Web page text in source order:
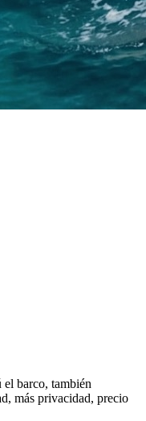
barco, también
más privacidad, precio